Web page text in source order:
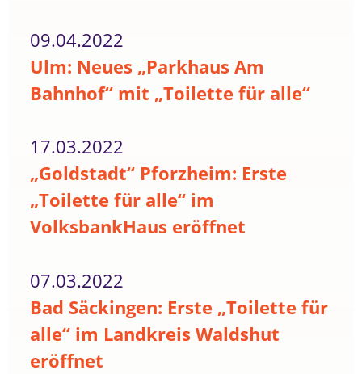
09.04.2022
Ulm: Neues „Parkhaus Am
Bahnhof“ mit „Toilette für alle“
17.03.2022
„Goldstadt“ Pforzheim: Erste
„Toilette für alle“ im
VolksbankHaus eröffnet
07.03.2022
Bad Säckingen: Erste „Toilette für
alle“ im Landkreis Waldshut
eröffnet